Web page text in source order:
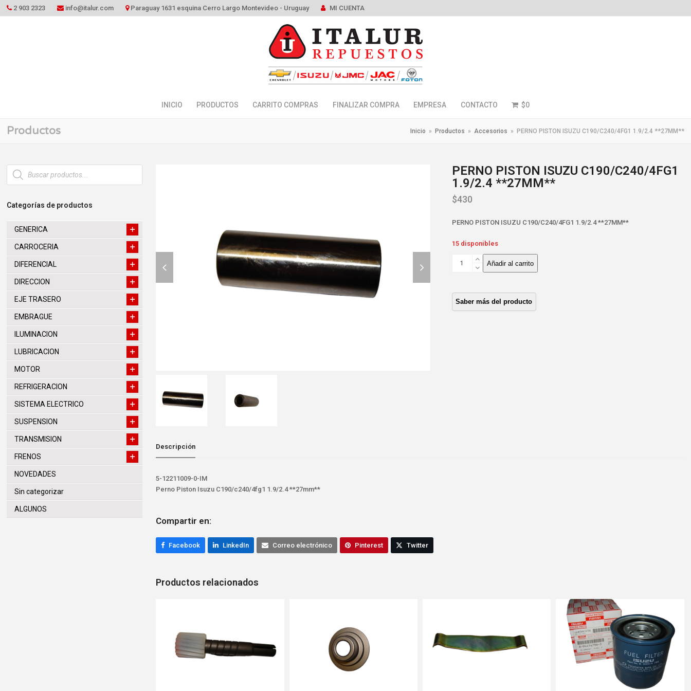
2 903 2323 info@italur.com Paraguay 1631 esquina Cerro Largo Montevideo - Uruguay MI CUENTA
INICIO PRODUCTOS CARRITO COMPRAS FINALIZAR COMPRA EMPRESA CONTACTO $0
Productos Inicio » Productos » Accesorios » PERNO PISTON ISUZU C190/C240/4FG1 1.9/2.4 **27MM**
slide
slide
PERNO PISTON ISUZU C190/C240/4FG1
1.9/2.4 **27MM**
$430
PERNO PISTON ISUZU C190/C240/4FG1 1.9/2.4 **27MM**
15 disponibles
PERNO
C190/C240/4FG1
1.9/2.4
**27MM**
Añadir al carrito
Descripción
5-12211009-0-IM
Perno Piston Isuzu C190/c240/4fg1 1.9/2.4 **27mm**
Compartir en:
Facebook LinkedIn Correo electrónico Pinterest Twitter
Productos relacionados
Búsqueda
de
productos
Categorías de productos
GENERICA
CARROCERIA
DIFERENCIAL
DIRECCION
EJE TRASERO
EMBRAGUE
ILUMINACION
LUBRICACION
MOTOR
REFRIGERACION
SISTEMA ELECTRICO
SUSPENSION
TRANSMISION
FRENOS
NOVEDADES
Sin categorizar
ALGUNOS